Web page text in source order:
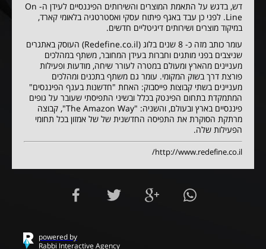
דש, בדגש על התאמת המוצרים והשירותים הפיננסיים לעידן ה- On
Line. לפני כן עבד באגף פיתוח עסקי ואסטרטגיה בלאומי קארד,
במיקוד מוצרים ושירותים דיגיטליים חדשים.
עומר כותב מזה כ- 8 שנים בלוג (Redefine.co.il) העוסק באתגרים
שניצבים בפני מותגים וחברות בעידן המחובר, משתף במהלכים
מעניינים מהארץ ומעולם במטרה לעורר שיחה, מודעות ופעילות
פורצת דרך בשוק המקומי. עומר גם משתף בתכנים ומהלכים
מעניינים בשתי קבוצות פייסבוק: האחת "חדשנות בענף הפיננסים"
המתמקדת בתחום הפינטק בכלל ובשיני התפיסתי שעובר על גופים
פיננסיים בארץ ובעולם, והשניה: "The Amazon Way", קבוצה
מרתקת הסוקרת את התפיסה החדשנית של של אמזון בכל תחומי
הפעילות שלה.
http://www.redefine.co.il/
powered by
Rabbi Interactive Agency